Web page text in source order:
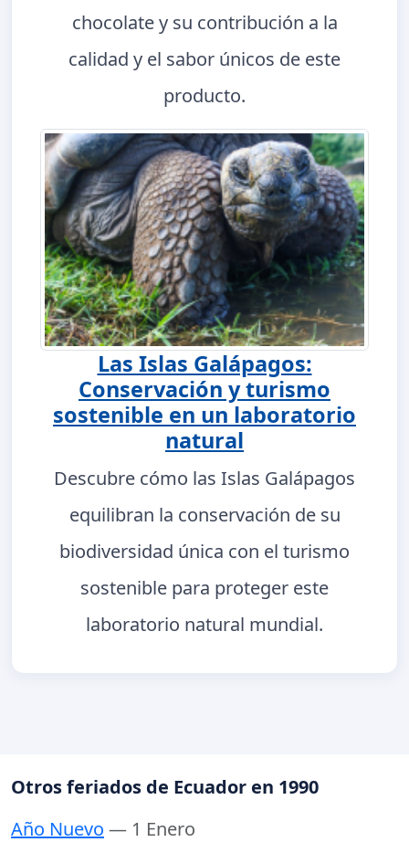
chocolate y su contribución a la
calidad y el sabor únicos de este
producto.
Las Islas Galápagos:
Conservación y turismo
sostenible en un laboratorio
natural
Descubre cómo las Islas Galápagos
equilibran la conservación de su
biodiversidad única con el turismo
sostenible para proteger este
laboratorio natural mundial.
Otros feriados de Ecuador en 1990
Año Nuevo — 1 Enero